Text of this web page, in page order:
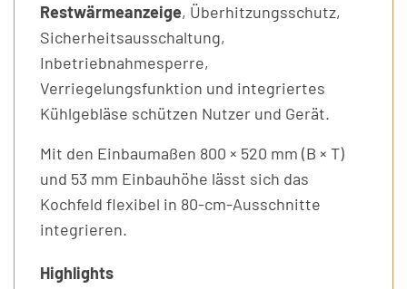
Restwärmeanzeige, Überhitzungsschutz,
Sicherheitsausschaltung,
Inbetriebnahmesperre,
Verriegelungsfunktion und integriertes
Kühlgebläse schützen Nutzer und Gerät.
Mit den Einbaumaßen 800 × 520 mm (B × T)
und 53 mm Einbauhöhe lässt sich das
Kochfeld flexibel in 80-cm-Ausschnitte
integrieren.
Highlights